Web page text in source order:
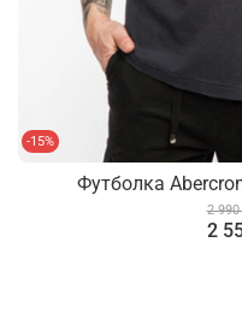
-15%
Футболка
2
2